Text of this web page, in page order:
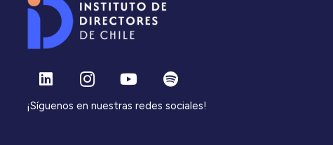
¡Síguenos en nuestras redes sociales!